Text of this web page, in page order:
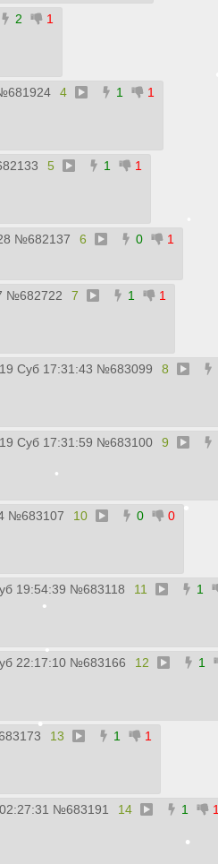
2 1
681924 4 1 1
5 1 1
№682137 6 0 1
№682722 7 1 1
Суб 17:31:43 №683099 8
Суб 17:31:59 №683100 9
№683107 10 0 0
19:54:39 №683118 11 1
22:17:10 №683166 12 1
13 1 1
№683191 14 1